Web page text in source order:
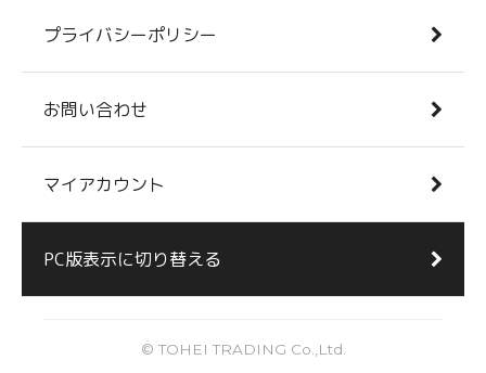
プライバシーポリシー
お問い合わせ
マイアカウント
PC版表示に切り替える
© TOHEI TRADING Co.,Ltd.